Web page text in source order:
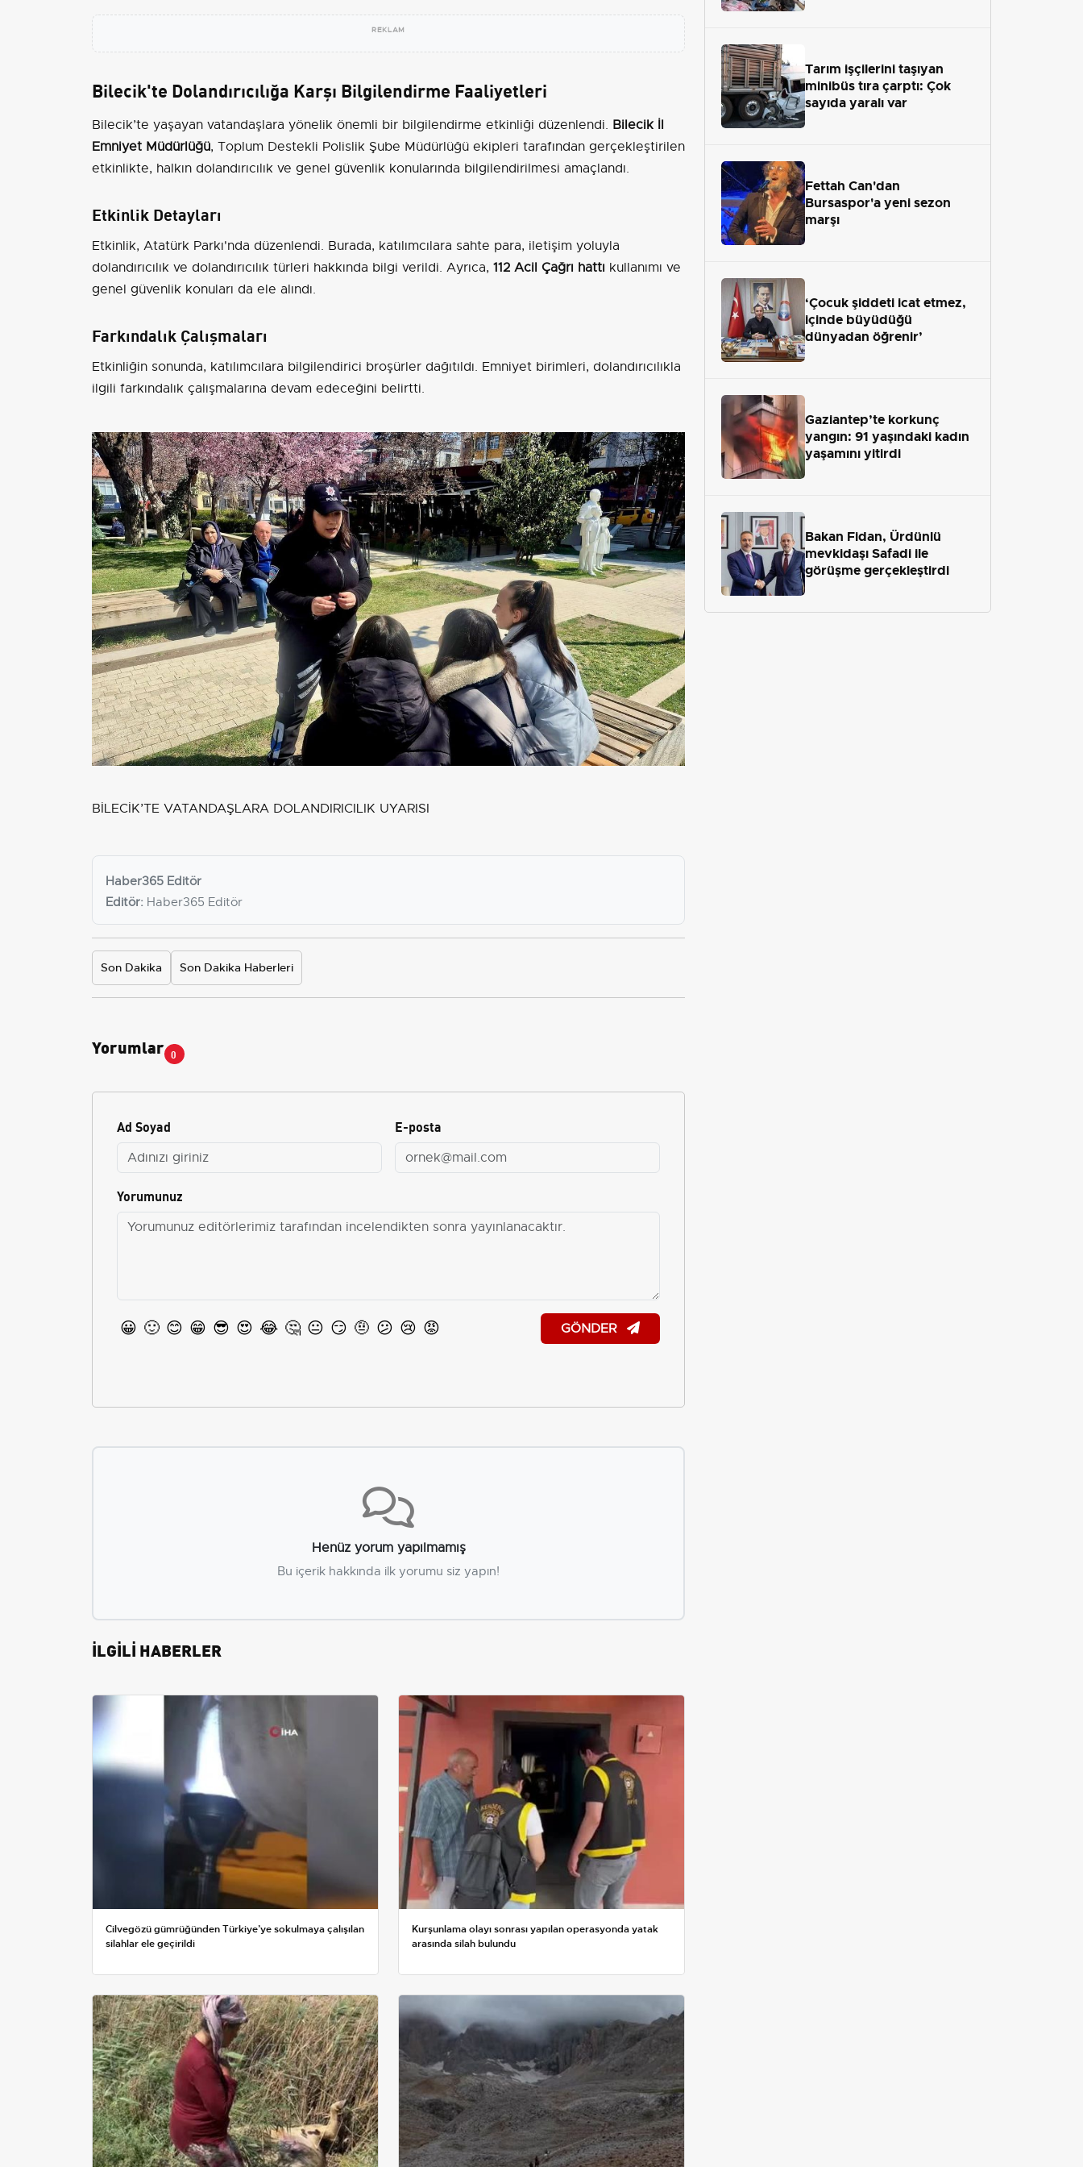
REKLAM
Bilecik'te Dolandırıcılığa Karşı Bilgilendirme Faaliyetleri
Bilecik’te yaşayan vatandaşlara yönelik önemli bir bilgilendirme etkinliği düzenlendi. Bilecik İl
Emniyet Müdürlüğü, Toplum Destekli Polislik Şube Müdürlüğü ekipleri tarafından gerçekleştirilen
etkinlikte, halkın dolandırıcılık ve genel güvenlik konularında bilgilendirilmesi amaçlandı.
Etkinlik Detayları
Etkinlik, Atatürk Parkı'nda düzenlendi. Burada, katılımcılara sahte para, iletişim yoluyla
dolandırıcılık ve dolandırıcılık türleri hakkında bilgi verildi. Ayrıca, 112 Acil Çağrı hattı kullanımı ve
genel güvenlik konuları da ele alındı.
Farkındalık Çalışmaları
Etkinliğin sonunda, katılımcılara bilgilendirici broşürler dağıtıldı. Emniyet birimleri, dolandırıcılıkla
ilgili farkındalık çalışmalarına devam edeceğini belirtti.
BİLECİK’TE VATANDAŞLARA DOLANDIRICILIK UYARISI
Haber365 Editör
Editör: Haber365 Editör
Son Dakika Son Dakika Haberleri
Yorumlar 0
Ad Soyad E-posta
Yorumunuz
😀 🙂 😊 😁 😎 😍 😂 🤔 😐 😏 🤨 😕 😢 😡 GÖNDER
Henüz yorum yapılmamış
Bu içerik hakkında ilk yorumu siz yapın!
İLGİLİ HABERLER
Cilvegözü gümrüğünden Türkiye’ye sokulmaya çalışılan
silahlar ele geçirildi
Kurşunlama olayı sonrası yapılan operasyonda yatak
arasında silah bulundu
Tarım işçilerini taşıyan
minibüs tıra çarptı: Çok
sayıda yaralı var
Fettah Can'dan
Bursaspor'a yeni sezon
marşı
‘Çocuk şiddeti icat etmez,
içinde büyüdüğü
dünyadan öğrenir’
Gaziantep’te korkunç
yangın: 91 yaşındaki kadın
yaşamını yitirdi
Bakan Fidan, Ürdünlü
mevkidaşı Safadi ile
görüşme gerçekleştirdi